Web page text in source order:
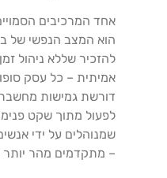
אחד המרכיבים
הוא המצב הנפשי
להזכיר שללא ניהול
דורשת גמישות
לפעול מתוך שקט
שמנוהלים על ידי
– מתקדמים מהר יותר